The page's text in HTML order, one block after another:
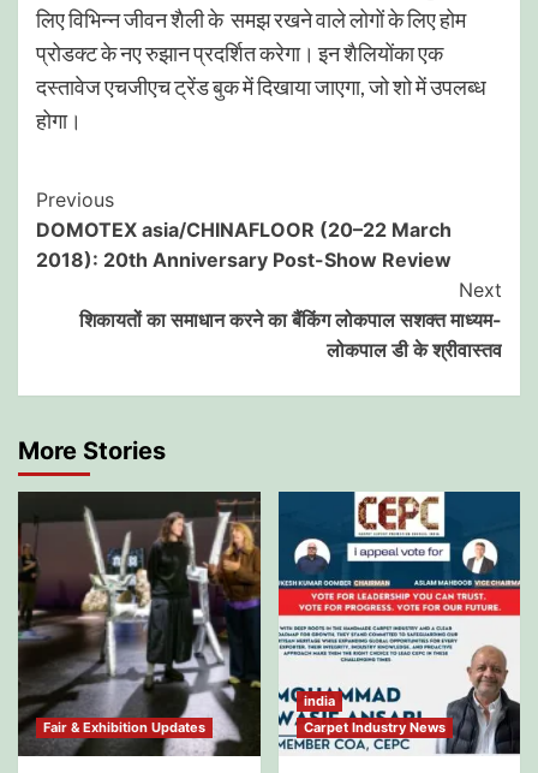
लिए विभिन्न जीवन शैली के समझ रखने वाले लोगों के लिए होम
प्रोडक्ट के नए रुझान प्रदर्शित करेगा। इन शैलियोंका एक
दस्तावेज एचजीएच ट्रेंड बुक में दिखाया जाएगा, जो शो में उपलब्ध
होगा।
Post
Navigation
Previous
DOMOTEX asia/CHINAFLOOR (20–22 March
2018): 20th Anniversary Post-Show Review
Next
शिकायतों का समाधान करने का बैंकिंग लोकपाल सशक्त माध्यम-
लोकपाल डी के श्रीवास्तव
More Stories
Fair & Exhibition Updates
india
Carpet Industry News